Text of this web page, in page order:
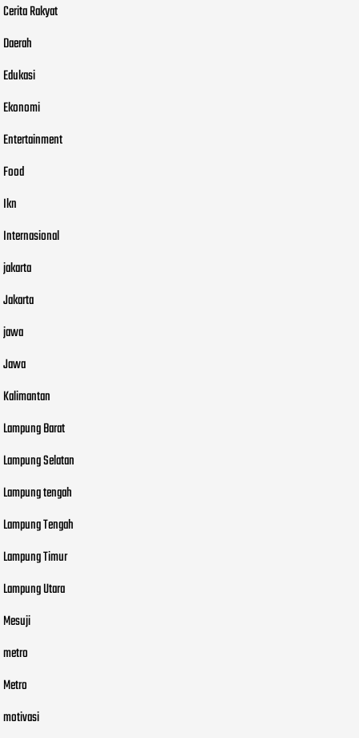
Cerita Rakyat
Daerah
Edukasi
Ekonomi
Entertainment
Food
Ikn
Internasional
jakarta
Jakarta
jawa
Jawa
Kalimantan
Lampung Barat
Lampung Selatan
Lampung tengah
Lampung Tengah
Lampung Timur
Lampung Utara
Mesuji
metro
Metro
motivasi